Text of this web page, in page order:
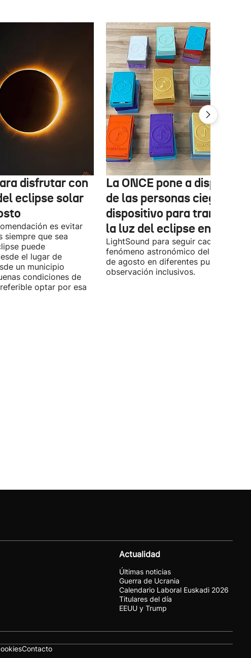
disfrutar con
eclipse solar
es evitar
siempre que sea
puede
el lugar de
un municipio
condiciones de
optar por esa
La ONCE pone a
de las personas ciegas un
dispositivo para
la luz del eclipse en
LightSound para seguir cada fase del
fenómeno astronómico del próximo
de agosto en diferentes puntos de
observación inclusivos.
Actualidad
Últimas noticias
Guerra de Ucrania
Calendario Laboral Euskadi 2026
Titulares del día
EEUU y Trump
Contacto